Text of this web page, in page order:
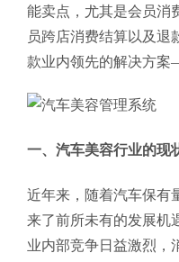
能卖点，尤其是会员消
员跨店消费结算以及退
款业内领先的解决方案
一、汽车美容行业的现
近年来，随着汽车保有
来了前所未有的发展机
业内部竞争日益激烈，